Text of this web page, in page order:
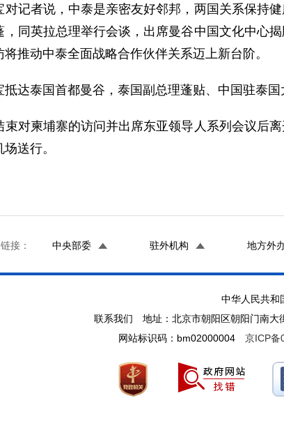
者说，中泰是亲密友好邻邦，两国关系保持健
，同英拉总理举行会谈，出席曼谷中国文化中心
推动中泰全面战略合作伙伴关系迈上新台阶。
泰国首都曼谷，泰国副总理蓬贴、中国驻泰国
柬埔寨的访问并出席东亚领导人系列会议后离
送行。
接： 中央部委 驻外机构 地方外
中华人民共
联系我们 地址：北京市朝阳区朝阳门南
网站标识码：bm02000004 京ICP备